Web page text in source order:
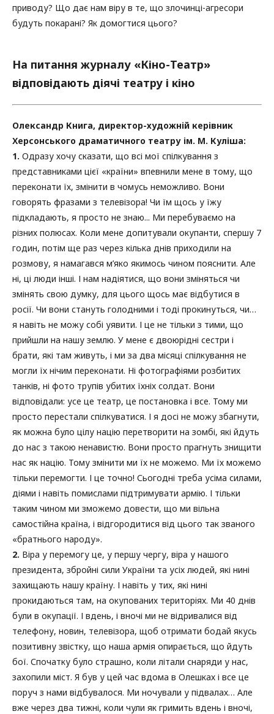
приводу? Що дає нам віру в те, що злочинці-агресори
будуть покарані? Як домогтися цього?
На питання журналу «Кіно-Театр»
відповідають діячі театру і кіно
Олександр Книга, директор-художній керівник
Херсонського драматичного театру ім. М. Куліша:
1. Одразу хочу сказати, що всі мої спілкування з
представниками цієї «країни» впевнили мене в тому, що
переконати їх, змінити в чомусь неможливо. Вони
говорять фразами з телевізора! Чи їм щось у їжу
підкладають, я просто не знаю... Ми перебуваємо на
різних полюсах. Коли мене допитували окупанти, спершу 7
годин, потім ще раз через кілька днів приходили на
розмову, я намагався м’яко якимось чином пояснити. Але
ні, ці люди інші. І нам надіятися, що вони зміняться чи
змінять свою думку, для цього щось має відбутися в
росії. Чи вони стануть голодними і тоді прокинуться, чи…
я навіть не можу собі уявити. І це не тільки з тими, що
прийшли на нашу землю. У мене є двоюрідні сестри і
брати, які там живуть, і ми за два місяці спілкування не
могли їх нічим переконати. Ні фотографіями розбитих
танків, ні фото трупів убитих їхніх солдат. Вони
відповідали: усе це театр, це постановка і все. Тому ми
просто перестали спілкуватися. І я досі не можу збагнути,
як можна було цілу націю перетворити на зомбі, які йдуть
до нас з такою ненавистю. Вони просто прагнуть знищити
нас як націю. Тому змінити ми їх не можемо. Ми їх можемо
тільки перемогти. І це точно! Сьогодні треба усіма силами,
діями і навіть помислами підтримувати армію. І тільки
таким чином ми зможемо довести, що ми вільна
самостійна країна, і відгородитися від цього так званого
«братнього народу».
2. Віра у перемогу це, у першу чергу, віра у нашого
президента, збройні сили України та усіх людей, які нині
захищають нашу країну. І навіть у тих, які нині
прокидаються там, на окупованих територіях. Ми 40 днів
були в окупації. І вдень, і вночі ми не відривалися від
телефону, новин, телевізора, щоб отримати бодай якусь
позитивну звістку, що наша армія опирається, що йдуть
бої. Спочатку було страшно, коли літали снаряди у нас,
захопили міст. Я був у цей час вдома в Олешках і все це
поруч з нами відбувалося. Ми ночували у підвалах… Але
вже через два тижні, коли чули як гримить вдень і вночі,